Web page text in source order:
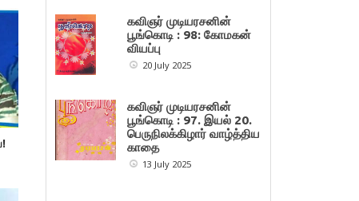
கவிஞர் முடியரசனின்
பூங்கொடி : 98: கோமகன்
வியப்பு
20 July 2025
கவிஞர் முடியரசனின்
பூங்கொடி : 97. இயல் 20.
பெருநிலக்கிழார் வாழ்த்திய
காதை
13 July 2025